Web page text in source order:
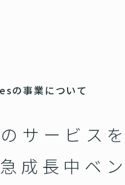
の事業について
サービス
成長中ベ